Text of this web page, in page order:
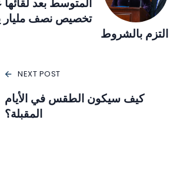
المتوسط بعد
تخصيص نصف مليار
التزم بالشروط
NEXT POST
كيف سيكون الطقس في الأيام
المقبلة؟